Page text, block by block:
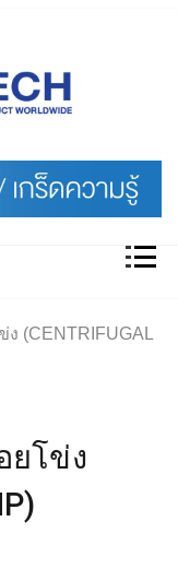
(CENTRIFUGAL
ยโข่ง